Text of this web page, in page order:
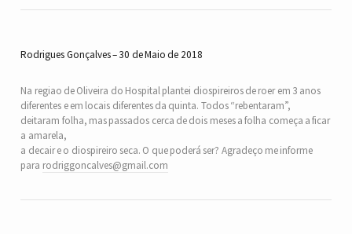
Rodrigues Gonçalves 30 de Maio de 2018
Na regiao de Oliveira do Hospital plantei diospireiros de roer em 3 anos
diferentes e em locais diferentes da quinta. Todos “rebentaram”,
deitaram folha, mas passados cerca de dois meses a folha começa a ficar
a amarela,
a decair e o diospireiro seca. O que poderá ser? Agradeço me informe
para rodriggoncalves@gmail.com